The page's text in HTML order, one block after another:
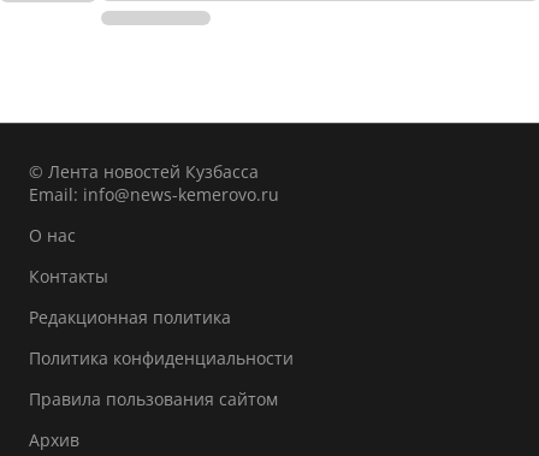
© Лента новостей Кузбасса
Email: info@news-kemerovo.ru
О нас
Контакты
Редакционная политика
Политика конфиденциальности
Правила пользования сайтом
Архив